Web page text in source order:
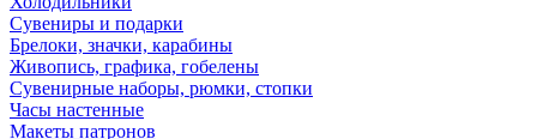
Сувениры и подарки
Брелоки, значки, карабины
Живопись, графика, гобелены
Сувенирные наборы, рюмки, стопки
Часы настенные
Макеты патронов